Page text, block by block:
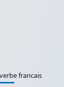
francais